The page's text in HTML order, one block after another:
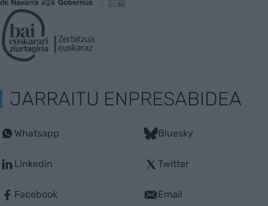
JARRAITU ENPRESABIDEA
Whatsapp
Linkedin
Facebook
Bluesky
Twitter
Email